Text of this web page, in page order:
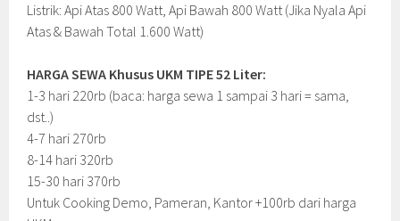
Listrik: Api Atas 800 Watt, Api Bawah 800 Watt (Jika Nyala Api
Atas & Bawah Total 1.600 Watt)
HARGA SEWA Khusus UKM TIPE 52 Liter:
1-3 hari 220rb (baca: harga sewa 1 sampai 3 hari = sama,
dst..)
4-7 hari 270rb
8-14 hari 320rb
15-30 hari 370rb
Untuk Cooking Demo, Pameran, Kantor +100rb dari harga